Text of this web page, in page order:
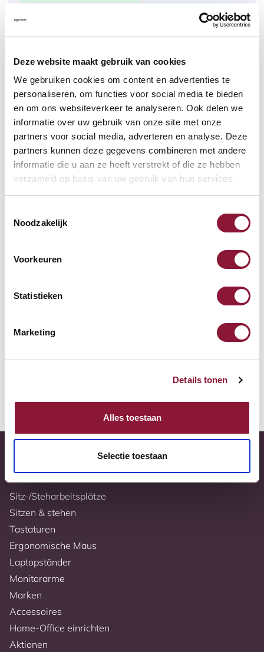
Deze website maakt gebruik van cookies
We gebruiken cookies om content en advertenties te
personaliseren, om functies voor social media te bieden
en om ons websiteverkeer te analyseren. Ook delen we
informatie over uw gebruik van onze site met onze
partners voor social media, adverteren en analyse. Deze
partners kunnen deze gegevens combineren met andere
informatie die u aan ze heeft verstrekt of die ze hebben
verzameld op basis van uw gebruik van hun services.
Noodzakelijk
Voorkeuren
Statistieken
Marketing
Details tonen
Alles toestaan
Selectie toestaan
Verfügbar
Lieferzeit: 3-6 Wochen
Anzahl:
In den Warenkorb
Auf der Suche nach Stückzahlen? Machen Sie Ihren Arbeitsplatz
komplett und fordern Sie direkt ein individuelles Angebot an.
Zur Vergleichsliste hinzufügen
Tiefstpreisgarantie
10 Jahre Garantie
Sitz-/Steharbeitsplätze
Sitzen & stehen
Tastaturen
Ergonomische Maus
Laptopständer
Monitorarme
Marken
Accessoires
Home-Office einrichten
Aktionen